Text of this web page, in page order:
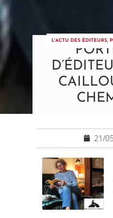
L'ACTU DES ÉDITEURS,
21/